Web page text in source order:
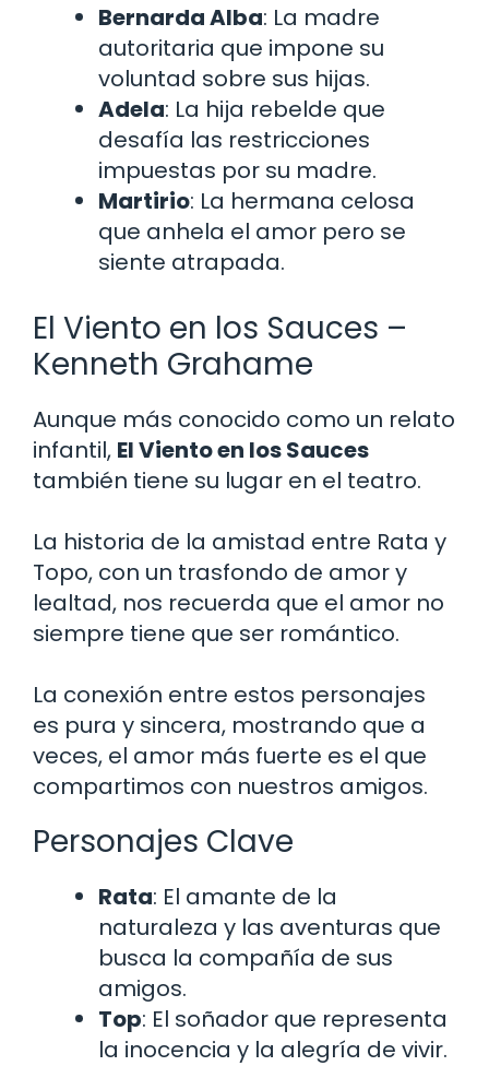
Bernarda Alba: La madre
autoritaria que impone su
voluntad sobre sus hijas.
Adela: La hija rebelde que
desafía las restricciones
impuestas por su madre.
Martirio: La hermana celosa
que anhela el amor pero se
siente atrapada.
El Viento en los Sauces –
Kenneth Grahame
Aunque más conocido como un relato
infantil, El Viento en los Sauces
también tiene su lugar en el teatro.
La historia de la amistad entre Rata y
Topo, con un trasfondo de amor y
lealtad, nos recuerda que el amor no
siempre tiene que ser romántico.
La conexión entre estos personajes
es pura y sincera, mostrando que a
veces, el amor más fuerte es el que
compartimos con nuestros amigos.
Personajes Clave
Rata: El amante de la
naturaleza y las aventuras que
busca la compañía de sus
amigos.
Top: El soñador que representa
la inocencia y la alegría de vivir.